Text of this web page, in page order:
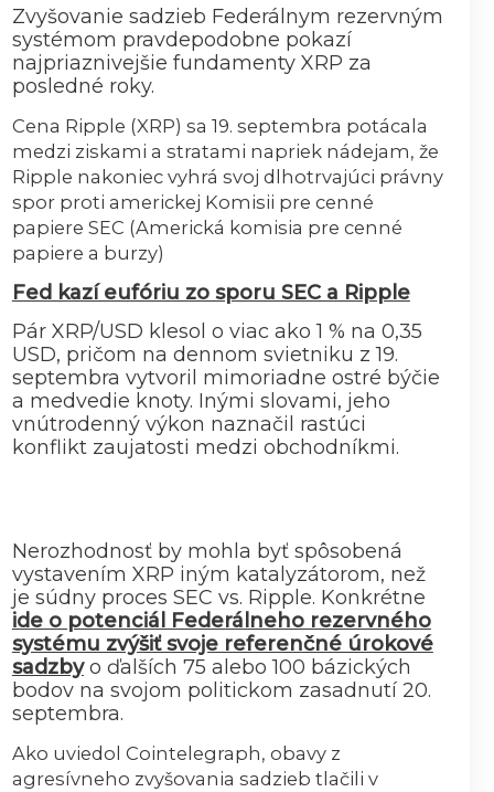
Zvyšovanie sadzieb Federálnym rezervným
systémom pravdepodobne pokazí
najpriaznivejšie fundamenty XRP za
posledné roky.
Cena Ripple (XRP) sa 19. septembra potácala
medzi ziskami a stratami napriek nádejam, že
Ripple nakoniec vyhrá svoj dlhotrvajúci právny
spor proti americkej Komisii pre cenné
papiere SEC (Americká komisia pre cenné
papiere a burzy)
Fed kazí eufóriu zo sporu SEC a Ripple
Pár XRP/USD klesol o viac ako 1 % na 0,35
USD, pričom na dennom svietniku z 19.
septembra vytvoril mimoriadne ostré býčie
a medvedie knoty. Inými slovami, jeho
vnútrodenný výkon naznačil rastúci
konflikt zaujatosti medzi obchodníkmi.
Nerozhodnosť by mohla byť spôsobená
vystavením XRP iným katalyzátorom, než
je súdny proces SEC vs. Ripple. Konkrétne
ide o potenciál Federálneho rezervného
systému zvýšiť svoje referenčné úrokové
sadzbyo ďalších 75 alebo 100 bázických
bodov na svojom politickom zasadnutí 20.
septembra.
Ako uviedol Cointelegraph, obavy z
agresívneho zvyšovania sadzieb tlačili v